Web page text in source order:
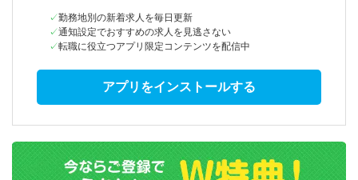
勤務地別の新着求人を毎日更新
通知設定でおすすめの求人を見逃さない
転職に役立つアプリ限定コンテンツを配信中
アプリをインストールする